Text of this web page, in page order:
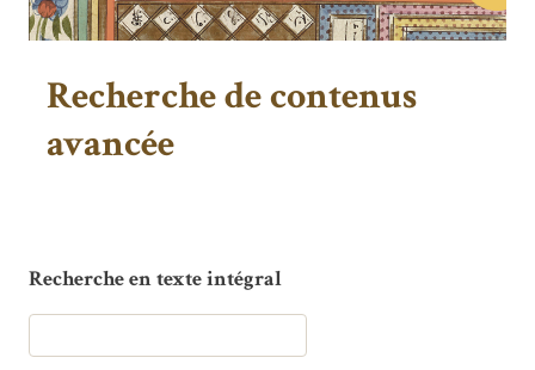
Recherche de contenus
avancée
Recherche en texte intégral